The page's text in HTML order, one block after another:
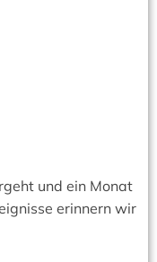
und ein Monat
erinnern wir